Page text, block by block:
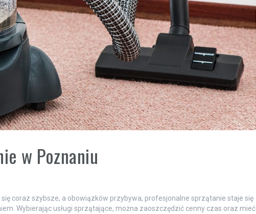
w Poznaniu
coraz szybsze, a obowiązków przybywa, profesjonalne sprzątanie staje się
Wybierając usługi sprzątające, można zaoszczędzić cenny czas oraz mieć